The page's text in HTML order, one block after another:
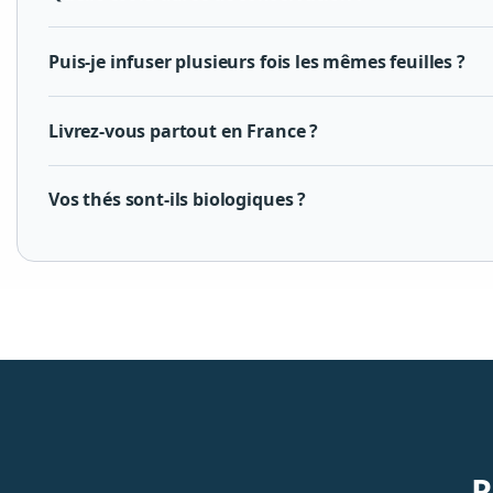
Puis-je infuser plusieurs fois les mêmes feuilles ?
Livrez-vous partout en France ?
Vos thés sont-ils biologiques ?